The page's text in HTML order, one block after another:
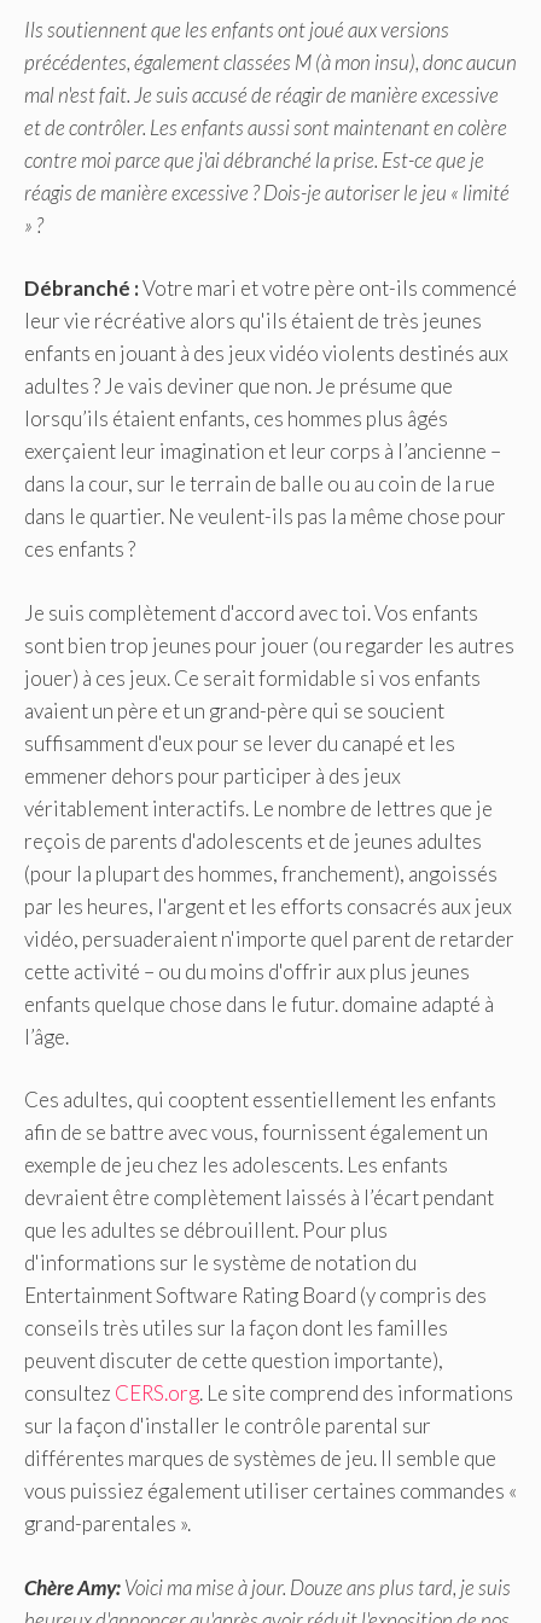
Ils soutiennent que les enfants ont joué aux versions
précédentes, également classées M (à mon insu), donc aucun
mal n'est fait. Je suis accusé de réagir de manière excessive
et de contrôler. Les enfants aussi sont maintenant en colère
contre moi parce que j'ai débranché la prise. Est-ce que je
réagis de manière excessive ? Dois-je autoriser le jeu « limité
» ?
Débranché :Votre mari et votre père ont-ils commencé
leur vie récréative alors qu'ils étaient de très jeunes
enfants en jouant à des jeux vidéo violents destinés aux
adultes ? Je vais deviner que non. Je présume que
lorsqu’ils étaient enfants, ces hommes plus âgés
exerçaient leur imagination et leur corps à l’ancienne –
dans la cour, sur le terrain de balle ou au coin de la rue
dans le quartier. Ne veulent-ils pas la même chose pour
ces enfants ?
Je suis complètement d'accord avec toi. Vos enfants
sont bien trop jeunes pour jouer (ou regarder les autres
jouer) à ces jeux. Ce serait formidable si vos enfants
avaient un père et un grand-père qui se soucient
suffisamment d'eux pour se lever du canapé et les
emmener dehors pour participer à des jeux
véritablement interactifs. Le nombre de lettres que je
reçois de parents d'adolescents et de jeunes adultes
(pour la plupart des hommes, franchement), angoissés
par les heures, l'argent et les efforts consacrés aux jeux
vidéo, persuaderaient n'importe quel parent de retarder
cette activité – ou du moins d'offrir aux plus jeunes
enfants quelque chose dans le futur. domaine adapté à
l’âge.
Ces adultes, qui cooptent essentiellement les enfants
afin de se battre avec vous, fournissent également un
exemple de jeu chez les adolescents. Les enfants
devraient être complètement laissés à l’écart pendant
que les adultes se débrouillent. Pour plus
d'informations sur le système de notation du
Entertainment Software Rating Board (y compris des
conseils très utiles sur la façon dont les familles
peuvent discuter de cette question importante),
consultez CERS.org. Le site comprend des informations
sur la façon d'installer le contrôle parental sur
différentes marques de systèmes de jeu. Il semble que
vous puissiez également utiliser certaines commandes «
grand-parentales ».
Chère Amy:Voici ma mise à jour. Douze ans plus tard, je suis